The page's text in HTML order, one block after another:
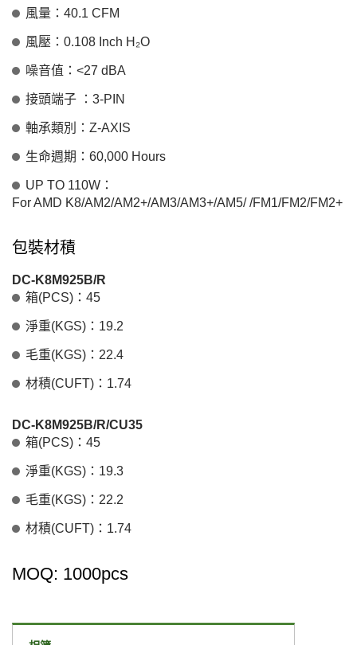
風量：40.1 CFM
風壓：0.108 Inch H₂O
噪音值：<27 dBA
接頭端子 ：3-PIN
軸承類別：Z-AXIS
生命週期：60,000 Hours
UP TO 110W：
For AMD K8/AM2/AM2+/AM3/AM3+/AM5/ /FM1/FM2/FM2+
包裝材積
DC-K8M925B/R
箱(PCS)：45
淨重(KGS)：19.2
毛重(KGS)：22.4
材積(CUFT)：1.74
DC-K8M925B/R/CU35
箱(PCS)：45
淨重(KGS)：19.3
毛重(KGS)：22.2
材積(CUFT)：1.74
MOQ: 1000pcs